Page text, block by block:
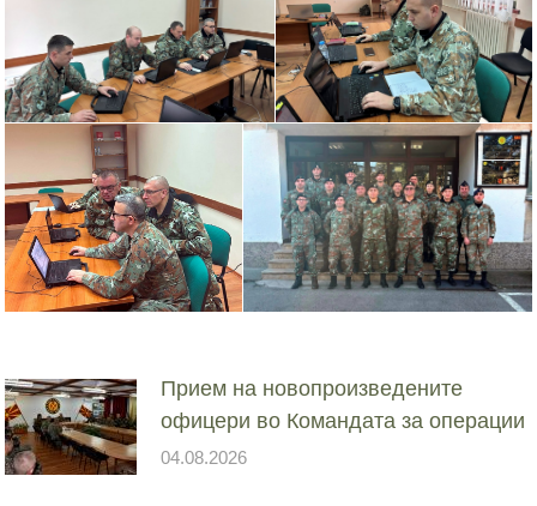
Прием на новопроизведените
офицери во Командата за операции
04.08.2026